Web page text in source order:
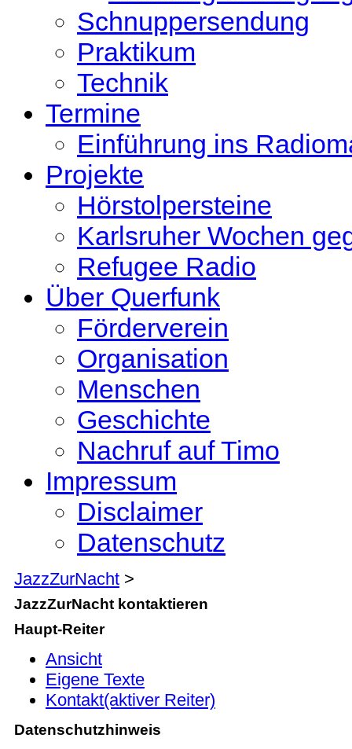
Schnuppersendung
Praktikum
Technik
Termine
Einführung ins
Projekte
Hörstolpersteine
Karlsruher Wochen
Refugee Radio
Über Querfunk
Förderverein
Organisation
Menschen
Geschichte
Nachruf auf Timo
Impressum
Disclaimer
Datenschutz
JazzZurNacht >
JazzZurNacht kontaktieren
Haupt-Reiter
Ansicht
Eigene Texte
Kontakt(aktiver Reiter)
Datenschutzhinweis